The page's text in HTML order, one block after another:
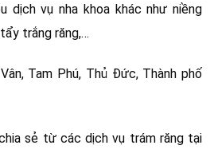
dịch vụ nha khoa khác như niềng
trắng răng,…
Tam Phú, Thủ Đức, Thành phố
sẻ từ các dịch vụ trám răng tại